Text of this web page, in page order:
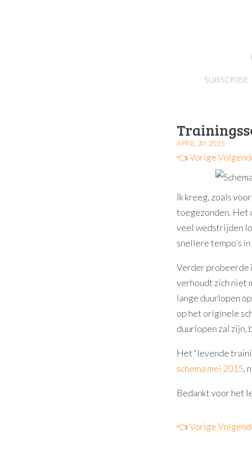
SUBSCRIBE
APRIL 30, 2015
👈 Vorige
Ik kreeg, zoals
toegezonden. Het
veel wedstrijden
snellere tempo’s
Verder probeerde
verhoudt zich niet
lange duurlopen
op het originele
duurlopen zal zijn,
Het “levende
schema mei 2015,
Bedankt voor het
👈 Vorige